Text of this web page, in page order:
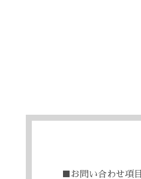
■お問い合わせ項目